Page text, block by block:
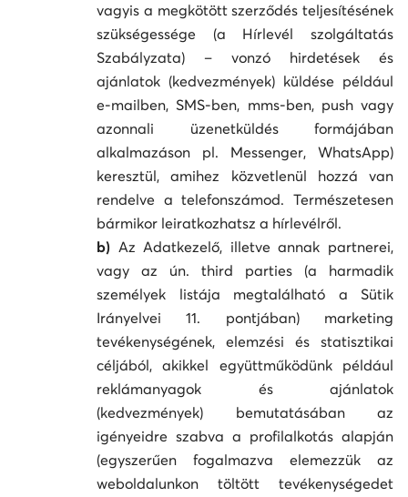
vagyis a megkötött szerződés teljesítésének
szükségessége (a Hírlevél szolgáltatás
Szabályzata) – vonzó hirdetések és
ajánlatok (kedvezmények) küldése például
e-mailben, SMS-ben, mms-ben, push vagy
azonnali üzenetküldés formájában
alkalmazáson pl. Messenger, WhatsApp)
keresztül, amihez közvetlenül hozzá van
rendelve a telefonszámod. Természetesen
bármikor leiratkozhatsz a hírlevélről.
b) Az Adatkezelő, illetve annak partnerei,
vagy az ún. third parties (a harmadik
személyek listája megtalálható a Sütik
Irányelvei 11. pontjában) marketing
tevékenységének, elemzési és statisztikai
céljából, akikkel együttműködünk például
reklámanyagok és ajánlatok
(kedvezmények) bemutatásában az
igényeidre szabva a profilalkotás alapján
(egyszerűen fogalmazva elemezzük az
weboldalunkon töltött tevékenységedet